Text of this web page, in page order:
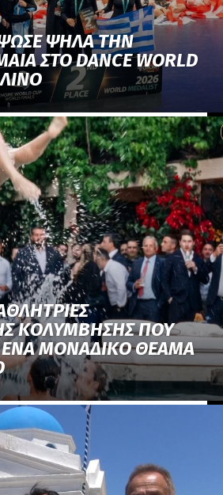
ΨΗΛΑ ΤΗΝ
ΣTO DANCE WORLD
ΚΟΛΥΜΒΗΣΗΣ ΠΟΥ
ΜΟΝΑΔΙΚΟ ΘΕΑΜΑ